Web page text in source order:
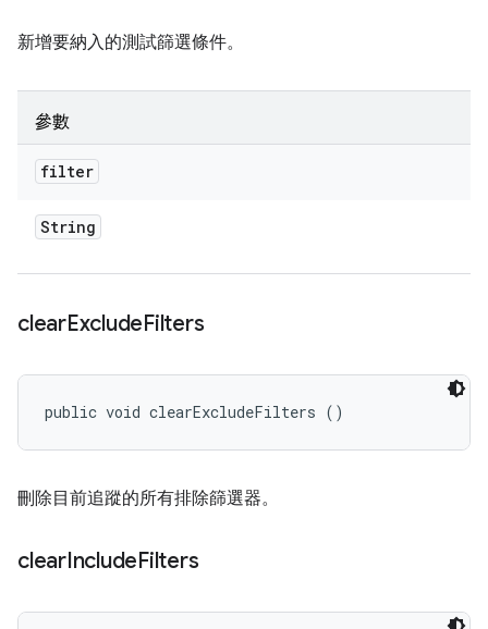
新增要納入的測試篩選條件。
參數
filter
String
clearExcludeFilters
public void clearExcludeFilters ()
刪除目前追蹤的所有排除篩選器。
clearIncludeFilters